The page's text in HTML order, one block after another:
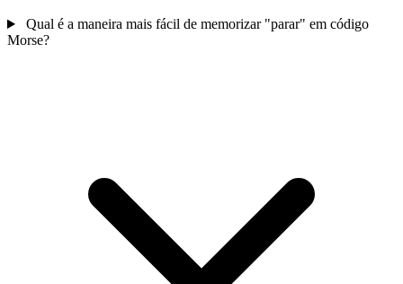
Qual é a maneira mais fácil de memorizar "parar" em código
Morse?